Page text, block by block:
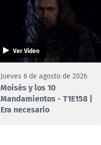
Ver Video
Jueves 6 de agosto de 2026
Moisés y los 10
Mandamientos - T1E158 |
Era necesario